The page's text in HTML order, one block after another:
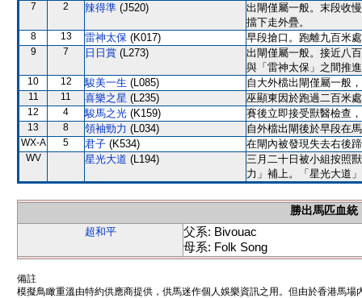
7 2 辣得準 (J520)
出閘僅屬一般。末段收
擋下走外疊。
8 13 雷神太保 (K017) 早段搶口。跑離九百米
9 7 日日賞 (L273)
出閘僅屬一般。接近八
與「雷神太保」之間推
10 12 駿美一生 (L085) 自大外檔出閘僅屬一般
11 11 喜樂之星 (L235) 巫顯東因於跑過二百米
12 4 駿馬之光 (K159) 賽後立即接受獸醫檢查
13 8 領袖勁力 (L034) 自外檔出閘後於早段在
WX-A 5 君子 (K534) 在閘內被發現失去右後
WV 星光大道 (L194)
三月二十日被小組按照
力」補上。「星光大道
勝出馬匹血統
超和平
父系: Bivouac
母系: Folk Song
備註
模擬鳥瞰重溫由特約供應商提供，供馬迷作個人娛樂資訊之用。但由於香港馬